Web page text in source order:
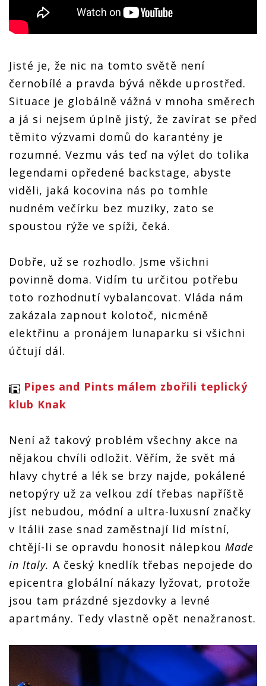
Jisté je, že nic na tomto světě není
černobílé a pravda bývá někde uprostřed.
Situace je globálně vážná v mnoha směrech
a já si nejsem úplně jistý, že zavírat se před
těmito výzvami domů do karantény je
rozumné. Vezmu vás teď na výlet do tolika
legendami opředené backstage, abyste
viděli, jaká kocovina nás po tomhle
nudném večírku bez muziky, zato se
spoustou rýže ve spíži, čeká.
Dobře, už se rozhodlo. Jsme všichni
povinně doma. Vidím tu určitou potřebu
toto rozhodnutí vybalancovat. Vláda nám
zakázala zapnout kolotoč, nicméně
elektřinu a pronájem lunaparku si všichni
účtují dál.
Pipes and Pints málem zbořili teplický
klub Knak
Není až takový problém všechny akce na
nějakou chvíli odložit. Věřím, že svět má
hlavy chytré a lék se brzy najde, pokálené
netopýry už za velkou zdí třebas napříště
jíst nebudou, módní a ultra-luxusní značky
v Itálii zase snad zaměstnají lid místní,
chtějí-li se opravdu honosit nálepkou Made
in Italy. A český knedlík třebas nepojede do
epicentra globální nákazy lyžovat, protože
jsou tam prázdné sjezdovky a levné
apartmány. Tedy vlastně opět nenažranost.